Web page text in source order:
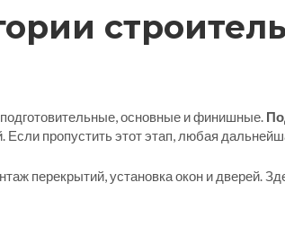
основные и финишные.
Если пропустить этот этап, любая
перекрытий, установка окон и дверей.